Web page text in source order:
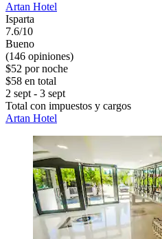
Artan Hotel
Isparta
7.6/10
Bueno
(146 opiniones)
$52 por noche
$58 en total
2 sept - 3 sept
Total con impuestos y cargos
Artan Hotel